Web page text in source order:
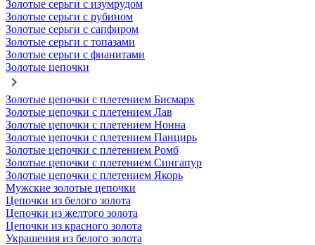
Золотые серьги с изумрудом
Золотые серьги с рубином
Золотые серьги с сапфиром
Золотые серьги с топазами
Золотые серьги с фианитами
Золотые цепочки
Золотые цепочки с плетением Бисмарк
Золотые цепочки с плетением Лав
Золотые цепочки с плетением Нонна
Золотые цепочки с плетением Панцирь
Золотые цепочки с плетением Ромб
Золотые цепочки с плетением Сингапур
Золотые цепочки с плетением Якорь
Мужские золотые цепочки
Цепочки из белого золота
Цепочки из желтого золота
Цепочки из красного золота
Украшения из белого золота